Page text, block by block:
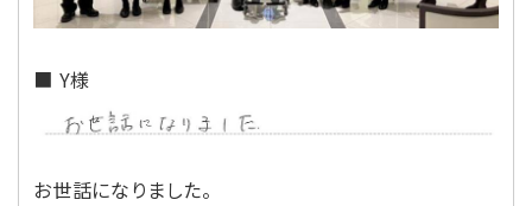
■ Y様
お世話になりました。